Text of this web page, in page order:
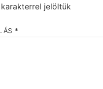
karakterrel jelöltük
*